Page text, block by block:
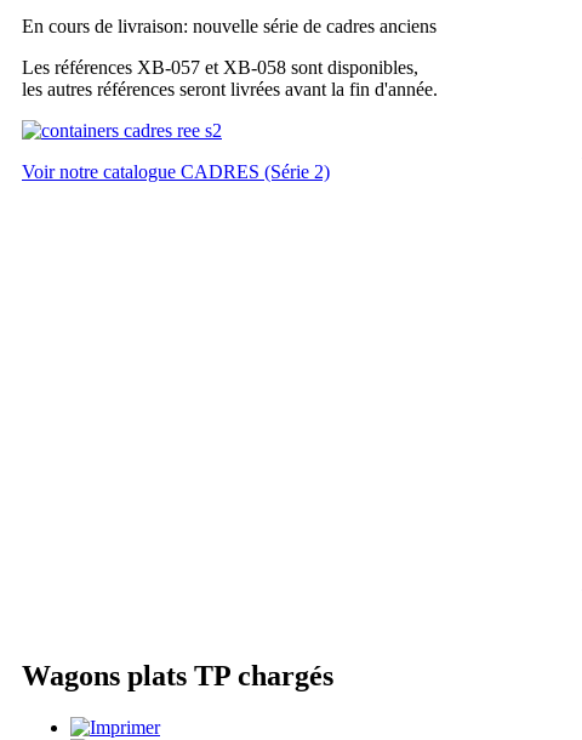
En cours de livraison: nouvelle série de cadres anciens
Les références XB-057 et XB-058 sont disponibles,
les autres références seront livrées avant la fin d'année.
Voir notre catalogue CADRES (Série 2)
Wagons plats TP chargés